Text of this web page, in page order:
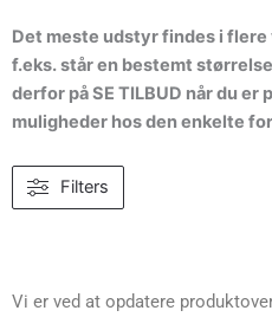
Det meste udstyr findes i
f.eks. står en bestemt
derfor på SE TILBUD når du er
muligheder hos den enkelte
Filters
Vi er ved at opdatere